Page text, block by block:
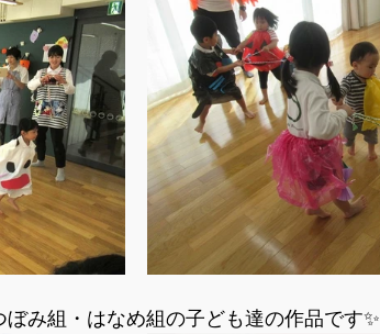
み組・はなめ組の子ども達の作品です✨